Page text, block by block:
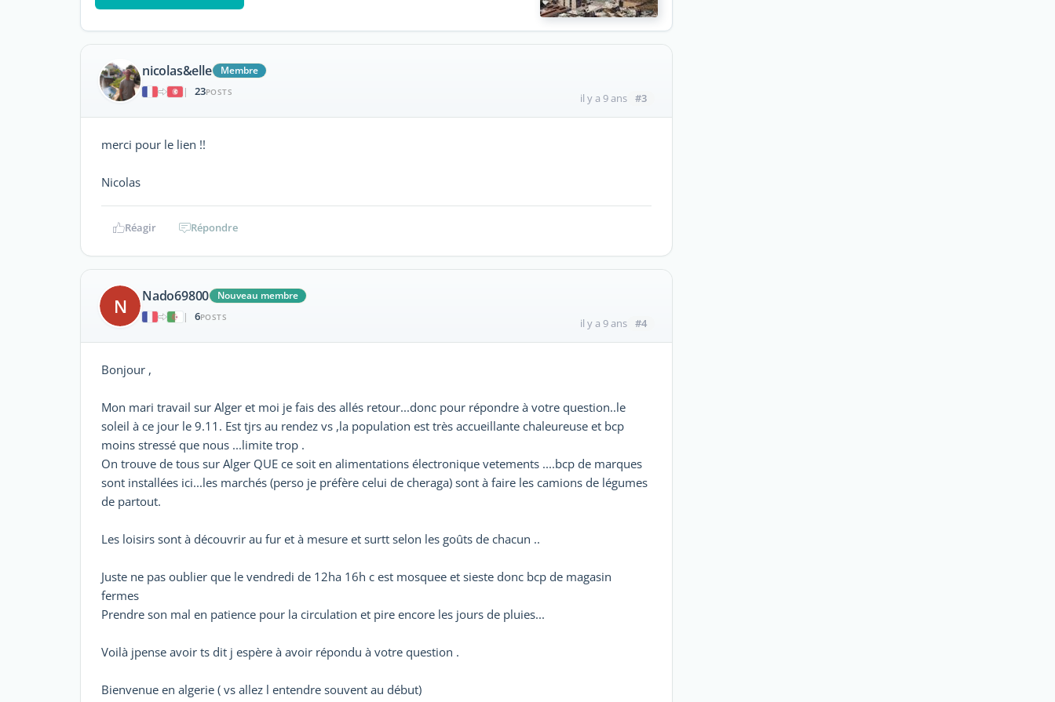
nicolas&elle
Membre
|
23POSTS il y a 9 ans #3
merci pour le lien !!
Nicolas
Réagir Répondre
N Nado69800
Nouveau membre
|
6POSTS il y a 9 ans #4
Bonjour ,
Mon mari travail sur Alger et moi je fais des allés retour...donc pour répondre à votre question..le
soleil à ce jour le 9.11. Est tjrs au rendez vs ,la population est très accueillante chaleureuse et bcp
moins stressé que nous ...limite trop .
On trouve de tous sur Alger QUE ce soit en alimentations électronique vetements ....bcp de marques
sont installées ici...les marchés (perso je préfère celui de cheraga) sont à faire les camions de légumes
de partout.
Les loisirs sont à découvrir au fur et à mesure et surtt selon les goûts de chacun ..
Juste ne pas oublier que le vendredi de 12ha 16h c est mosquee et sieste donc bcp de magasin
fermes
Prendre son mal en patience pour la circulation et pire encore les jours de pluies...
Voilà jpense avoir ts dit j espère à avoir répondu à votre question .
Bienvenue en algerie ( vs allez l entendre souvent au début)